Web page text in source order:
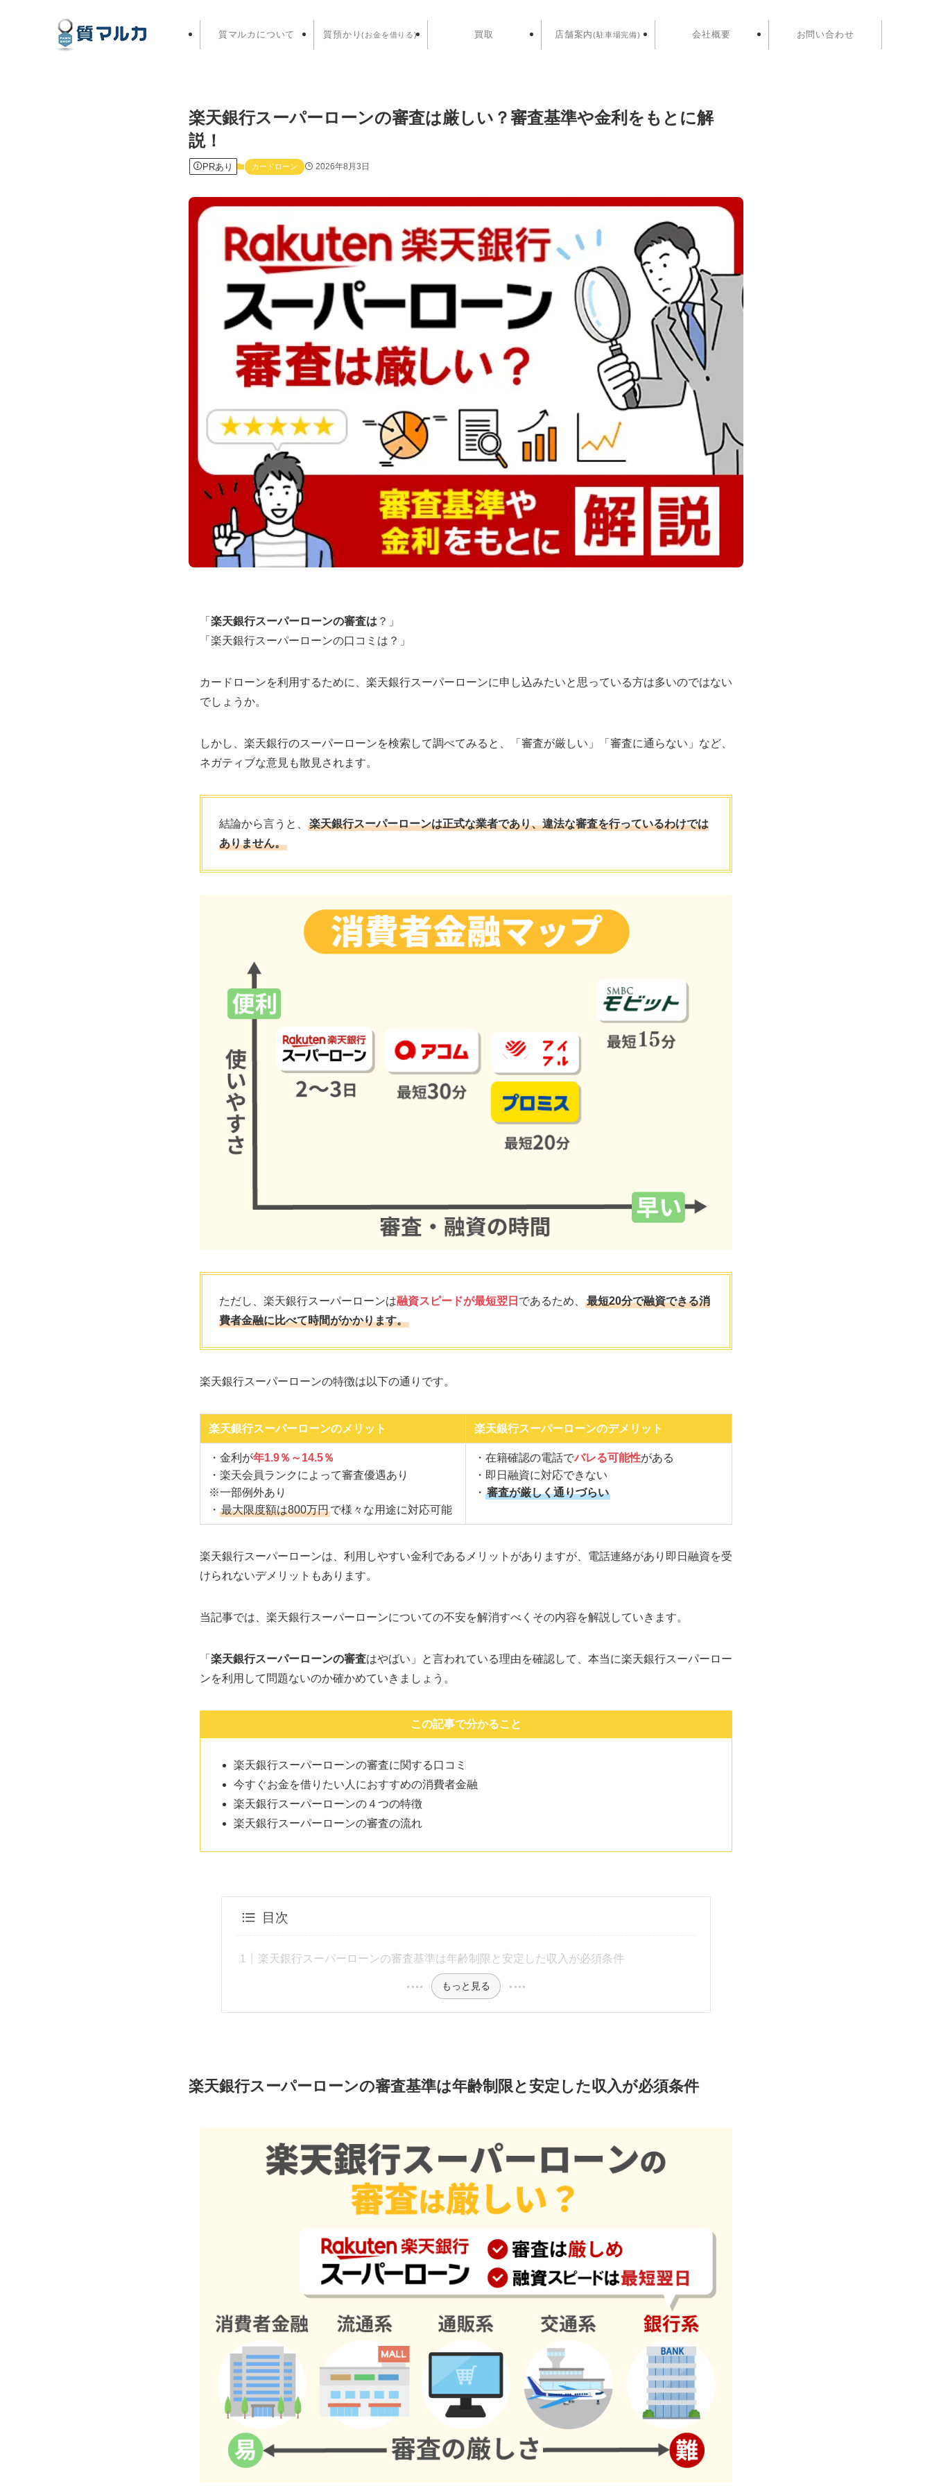
質マルカについて 質預かり(お金を借りる) 買取 店舗案内(駐車場完備) 会社概要 お問い合わせ
楽天銀行スーパーローンの審査は厳しい？審査基準や金利をもとに解
説！
PRあり カードローン 2026年8月3日
「 楽天銀行スーパーローンの審査は ？」
「楽天銀行スーパーローンの口コミは？」
カードローンを利用するために、楽天銀行スーパーローンに申し込みたいと思っている方は多いのではない
でしょうか。
しかし、楽天銀行のスーパーローンを検索して調べてみると、「審査が厳しい」「審査に通らない」など、
ネガティブな意見も散見されます。
結論から言うと、
楽天銀行スーパーローンは正式な業者であり、違法な審査を行っているわけでは
ありません。
ただし、楽天銀行スーパーローンは融資スピードが最短翌日 であるため、
最短20分で融資できる消
費者金融に比べて時間がかかります。
楽天銀行スーパーローンの特徴は以下の通りです。
楽天銀行スーパーローンのメリット 楽天銀行スーパーローンのデメリット
・金利が年1.9％～14.5％
・楽天会員ランクによって審査優遇あり
※一部例外あり
・ 最大限度額は800万円で様々な用途に対応可能
・在籍確認の電話でバレる可能性がある
・即日融資に対応できない
・ 審査が厳しく通りづらい
楽天銀行スーパーローンは、利用しやすい金利であるメリットがありますが、電話連絡があり即日融資を受
けられないデメリットもあります。
当記事では、楽天銀行スーパーローンについての不安を解消すべくその内容を解説していきます。
「 楽天銀行スーパーローンの審査はやばい」と言われている理由を確認して、本当に楽天銀行スーパーロー
ンを利用して問題ないのか確かめていきましょう。
この記事で分かること
楽天銀行スーパーローンの審査に関する口コミ
今すぐお金を借りたい人におすすめの消費者金融
楽天銀行スーパーローンの４つの特徴
楽天銀行スーパーローンの審査の流れ
目次
楽天銀行スーパーローンの審査基準は年齢制限と安定した収入が必須条件
もっと見る
楽天銀行スーパーローンの審査基準は年齢制限と安定した収入が必須条件